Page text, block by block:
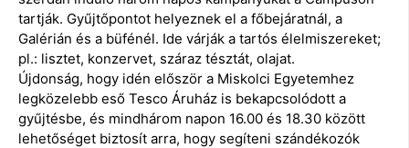
tartják. Gyűjtőpontot helyeznek el a főbejáratnál, a
Galérián és a büfénél. Ide várják a tartós élelmiszereket;
pl.: lisztet, konzervet, száraz tésztát, olajat.
Újdonság, hogy idén először a Miskolci Egyetemhez
legközelebb eső Tesco Áruház is bekapcsolódott a
gyűjtésbe, és mindhárom napon 16.00 és 18.30 között
lehetőséget biztosít arra, hogy segíteni szándékozók